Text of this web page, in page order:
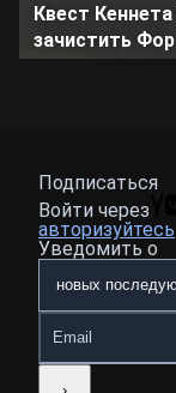
Квест
зачистить
Подписаться
Войти через
авторизуйтесь
Уведомить о